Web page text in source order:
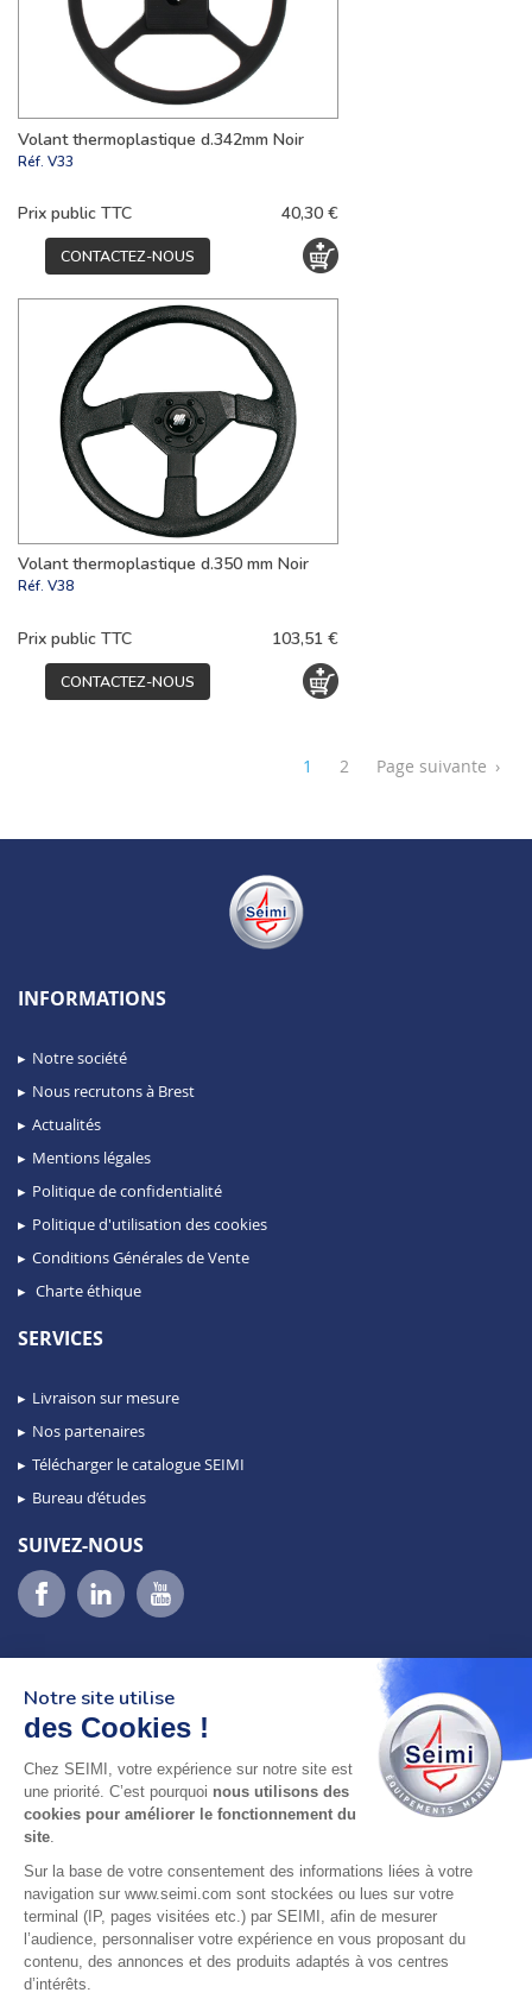
Volant thermoplastique d.342mm Noir
Réf. V33
Prix public TTC 40,30 €
CONTACTEZ-NOUS
Volant thermoplastique d.350 mm Noir
Réf. V38
Prix public TTC 103,51 €
CONTACTEZ-NOUS
1 2 ›
Page suivante
INFORMATIONS
Notre société
Nous recrutons à Brest
Actualités
Mentions légales
Politique de confidentialité
Politique d'utilisation des cookies
Conditions Générales de Vente
Charte éthique
SERVICES
Livraison sur mesure
Nos partenaires
Télécharger le catalogue SEIMI
Bureau d’études
SUIVEZ-NOUS
02 98 46 11 02
lundi au vendredi
adresse : 75 Rue Amiral Troude,
29200 Brest FRANCE
SEIMI, UNE ENTREPRISE CERTIFIÉE, ENGAGÉE ET
Notre site utilise
des Cookies !
Chez SEIMI, votre expérience sur notre site est
une priorité. C’est pourquoi nous utilisons des
cookies pour améliorer le fonctionnement du
site.
Sur la base de votre consentement des informations liées à votre
navigation sur www.seimi.com sont stockées ou lues sur votre
terminal (IP, pages visitées etc.) par SEIMI, afin de mesurer
l’audience, personnaliser votre expérience en vous proposant du
contenu, des annonces et des produits adaptés à vos centres
d’intérêts.